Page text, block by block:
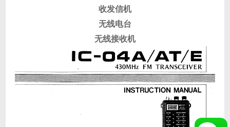
收发信机
无线电台
无线接收机